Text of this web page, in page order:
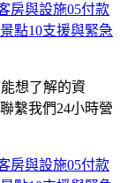
房與設施05付款
點10支援與緊急
想了解的資
繫我們24小時營
房與設施05付款